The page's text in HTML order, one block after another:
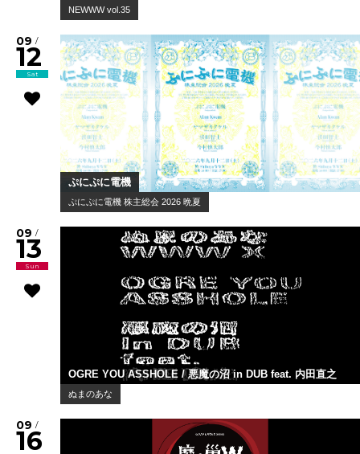
NEWWW vol.35
09 /
12
Sat
ぷにぷに電機
ぷにぷに電機 株主総会 2026 晩夏
09 /
13
Sun
OGRE YOU ASSHOLE / 悪魔の沼 in DUB feat. 内田直之
ぬまのあな
09 /
16